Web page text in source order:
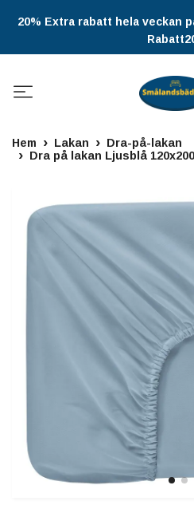
20% Extra rabatt hela veckan
Hem Lakan
Dra-på-lakan
Dra på lakan Ljusblå 120x200